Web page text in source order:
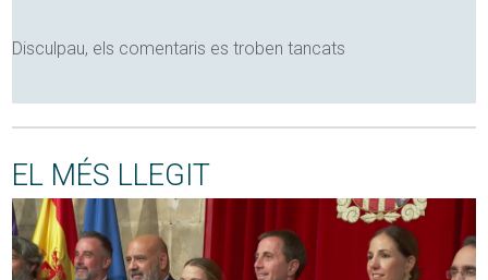
Disculpau, els comentaris es troben tancats
EL MÉS LLEGIT